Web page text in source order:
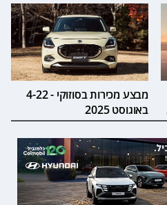
מבצע מכירות בסוזוקי - 4-22
באוגוסט 2025